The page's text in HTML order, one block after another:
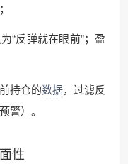
“反弹就在眼前”；盈
持仓的数据，过滤反
警）。
性